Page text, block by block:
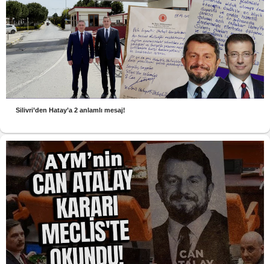
Silivri’den Hatay’a 2 anlamlı mesaj!